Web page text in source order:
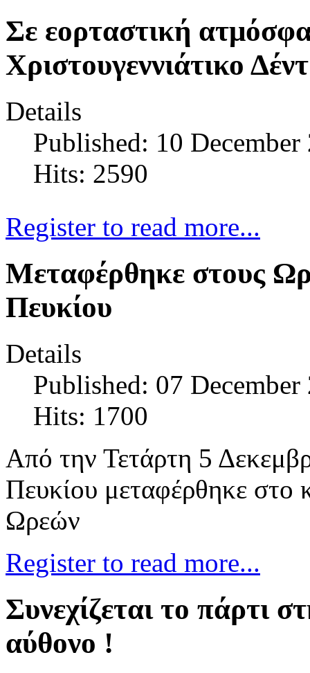
Σε εορταστική
Χριστουγεννιάτικο
Details
Published: 10 December
Hits: 2590
Register to read more...
Μεταφέρθηκε στους
Πευκίου
Details
Published: 07 December
Hits: 1700
Από την Τετάρτη 5
Πευκίου μεταφέρθηκε στο
Ωρεών
Register to read more...
Συνεχίζεται το πάρτι
αύθονο !